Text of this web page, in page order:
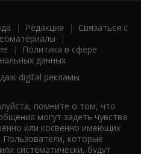
| Редакция | Связаться с
|
|
Политика в сфере
данных
digital рекламы
помните о том, что
могут задеть чувства
или косвенно имеющих
которые
систематически, будут